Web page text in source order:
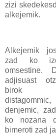
zizi
alkejemik.
Alkejemik
zad ko
omsestine.
adjisuast
birok
denjemic,
ko nozana
bimeroti zad